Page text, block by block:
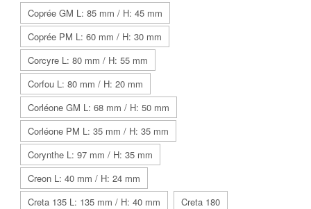
Coprée GM L: 85 mm / H: 45 mm
Coprée PM L: 60 mm / H: 30 mm
Corcyre L: 80 mm / H: 55 mm
Corfou L: 80 mm / H: 20 mm
Corléone GM L: 68 mm / H: 50 mm
Corléone PM L: 35 mm / H: 35 mm
Corynthe L: 97 mm / H: 35 mm
Creon L: 40 mm / H: 24 mm
Creta 135 L: 135 mm / H: 40 mm
Creta 180